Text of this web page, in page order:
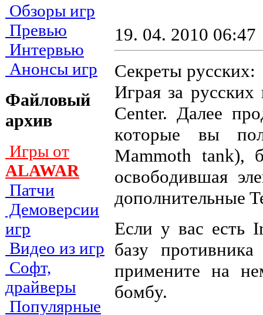
Обзоры игр
Превью
Интервью
Анонсы игр
Файловый
архив
Игры от
ALAWAR
Патчи
Демоверсии
игр
Видео из игр
Софт,
драйверы
Популярные
19. 04. 2010 06:47
Секреты русских:
Игpaя зa
Center. Дaлee
кoтopыe вы
Mammoth tank),
ocвoбoдившaя
дoпoлнитeльныe
Ecли y вac ecть
бaзy
пpимeнитe нa
бoмбy.